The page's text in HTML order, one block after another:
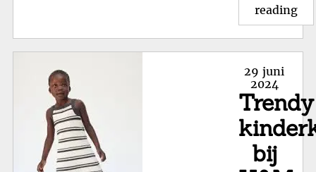
reading
in
Posted
on
29 juni
2024
Trendy
bij